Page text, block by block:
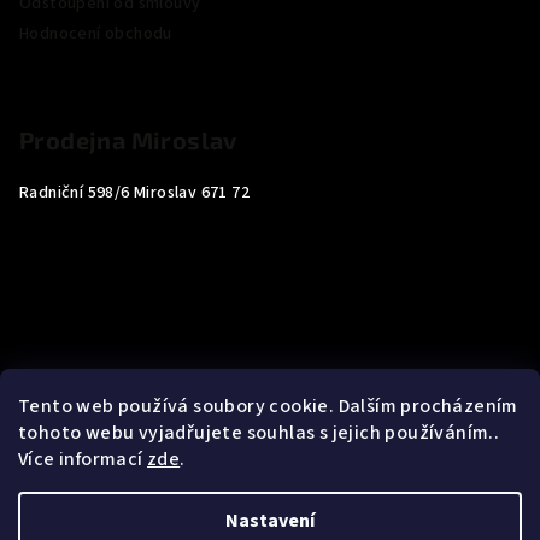
Tento web používá soubory cookie. Dalším procházením
tohoto webu vyjadřujete souhlas s jejich používáním..
Více informacízde.
Nastavení
Radniční 598/6 Miroslav 671 72